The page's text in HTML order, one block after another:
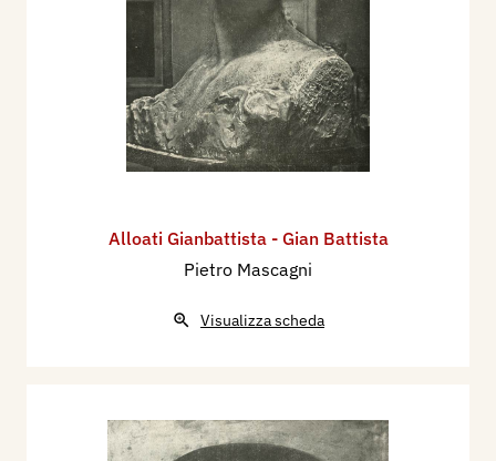
Alloati Gianbattista - Gian Battista
Pietro Mascagni
Visualizza scheda